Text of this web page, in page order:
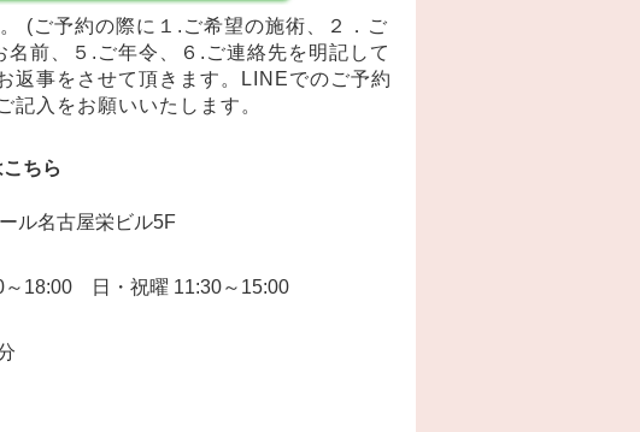
(ご予約の際に１.ご希望の施術、２．ご
前、５.ご年令、６.ご連絡先を明記して
返事をさせて頂きます。LINEでのご予約
記入をお願いいたします。
ちら
ル名古屋栄ビル5F
18:00 日・祝曜 11:30～15:00